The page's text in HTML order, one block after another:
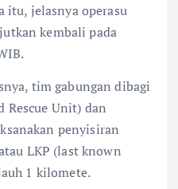
itu, jelasnya operasu
kembali pada
tim gabungan dibagi
Rescue Unit) dan
penyisiran
LKP (last known
1 kilomete.